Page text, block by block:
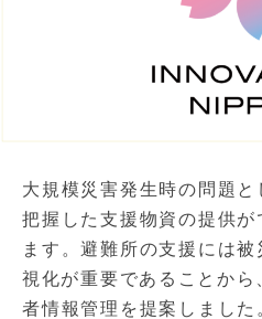
大規模災害発生時の問題
把握した支援物資の提供が
ます。避難所の支援には
視化が重要であることか
者情報管理を提案しまし